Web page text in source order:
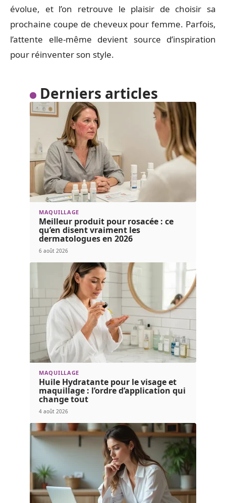
évolue, et l’on retrouve le plaisir de choisir sa
prochaine coupe de cheveux pour femme. Parfois,
l’attente elle-même devient source d’inspiration
pour réinventer son style.
Derniers articles
MAQUILLAGE
Meilleur produit pour rosacée : ce
qu’en disent vraiment les
dermatologues en 2026
6 août 2026
MAQUILLAGE
Huile Hydratante pour le visage et
maquillage : l’ordre d’application qui
change tout
4 août 2026